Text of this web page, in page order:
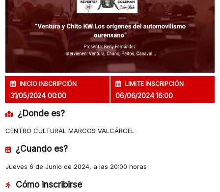
INICIO INSCRIPCIÓN
31/05/2024 00:00
LIMITE INSCRIPCIÓN
06/06/2024 16:00
¿Donde es?
CENTRO CULTURAL MARCOS VALCÁRCEL
¿Cuando es?
Jueves 6 de Junio de 2024, a las 20:00 horas
Cómo inscribirse